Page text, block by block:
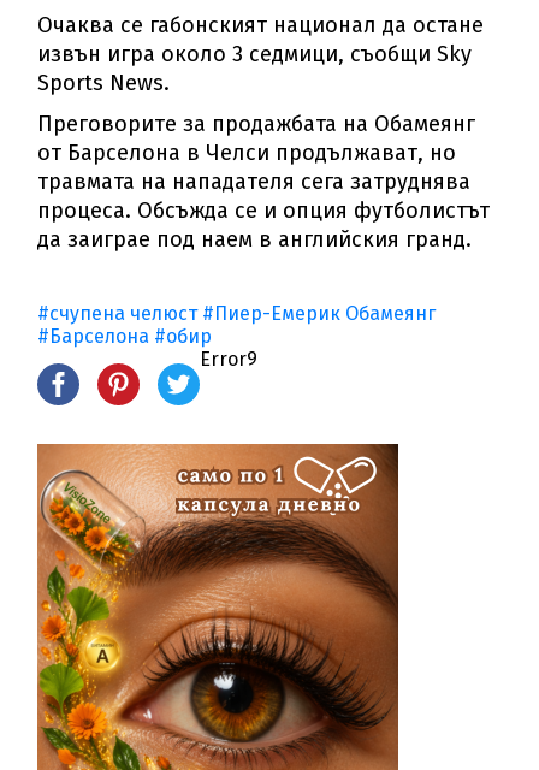
Очаква се габонският национал да остане
извън игра около 3 седмици, съобщи Sky
Sports News.
Преговорите за продажбата на Обамеянг
от Барселона в Челси продължават, но
травмата на нападателя сега затруднява
процеса. Обсъжда се и опция футболистът
да заиграе под наем в английския гранд.
#счупена челюст #Пиер-Емерик Обамеянг
#Барселона #обир
Error9